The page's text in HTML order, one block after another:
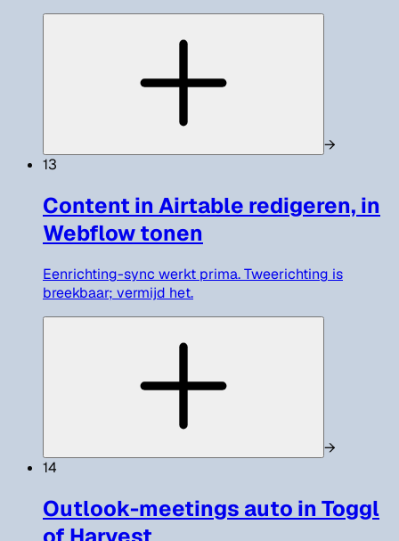
→
13
Content in Airtable redigeren, in
Webflow tonen
Eenrichting-sync werkt prima. Tweerichting is
breekbaar; vermijd het.
→
14
Outlook-meetings auto in Toggl